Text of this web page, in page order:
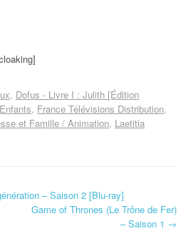
Dofus - Livre I : Julith [Édition
Enfants France Télévisions Distribution
et Famille / Animation Laetitia
– Saison 2 [Blu-ray]
Game of Thrones (Le Trône de Fer)
– Saison 1 →